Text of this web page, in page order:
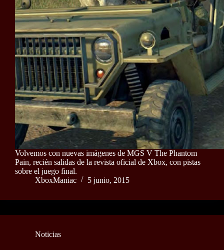
Volvemos con nuevas imágenes de MGS V The Phantom
Pain, recién salidas de la revista oficial de Xbox, con pistas
sobre el juego final.
XboxManiac
5 junio, 2015
Noticias